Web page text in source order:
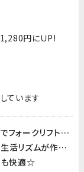
円にＵP!
ています
1日の8割程度はフォークリフトの操作なのでフォークリフト作業が好きな方にはおすすめ！
土日休みの2交替でシフトは1週間毎の為、生活リズムが作りやすい♪
も快適☆